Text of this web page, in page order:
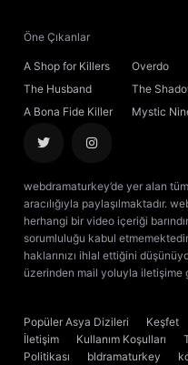
Öne Çıkanlar
A Shop for Killers Overdo
The Husband
The
Sovereign
A Bona Fide Killer Mystic
webdramaturkey’de yer alan
aracılığıyla paylaşılmaktadır.
herhangi bir video içeriği
sorumluluğu kabul
haklarınızı ihlal ettiğini
üzerinden mail yoluyla iletişime
Popüler Asya Dizileri Keşfet
İletişim
Kullanım Koşulları
Politikası
bldramaturkey